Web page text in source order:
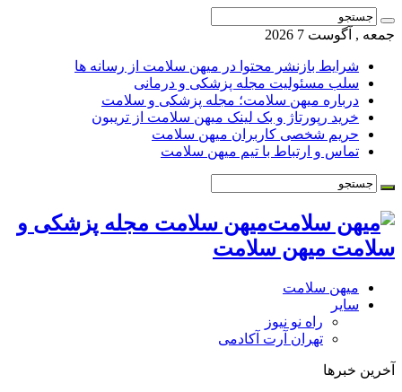
جمعه , آگوست 7 2026
شرایط بازنشر محتوا در میهن سلامت از رسانه ها
سلب مسئولیت مجله پزشکی و درمانی
درباره میهن سلامت؛ مجله پزشکی و سلامت
خرید رپورتاژ و بک لینک میهن سلامت از تریبون
حریم شخصی کاربران میهن سلامت
تماس و ارتباط با تیم میهن سلامت
میهن سلامت مجله پزشکی و
سلامت میهن سلامت
میهن سلامت
سایر
راه نو نیوز
تهران آرت آکادمی
آخرین خبرها